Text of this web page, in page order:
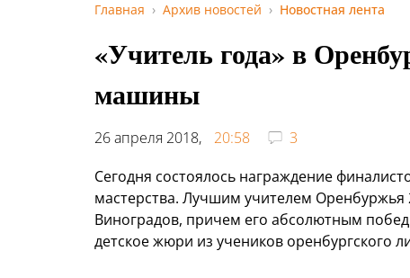
Главная Архив новостей Новостная лента
«Учитель года» в
машины
26 апреля 2018, 20:58
3
Сегодня состоялось награждение
мастерства. Лучшим учителем Оренбуржья
Виноградов, причем его абсолютным
детское жюри из учеников оренбургского